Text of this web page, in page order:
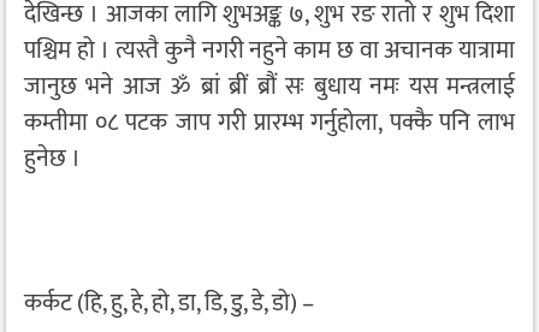
देखिन्छ । आजका लागि शुभअङ्क ७, शुभ रङ रातो र शुभ दिशा
पश्चिम हो । त्यस्तै कुनै नगरी नहुने काम छ वा अचानक यात्रामा
जानुछ भने आज ॐ ब्रां ब्रीं ब्रौं सः बुधाय नमः यस मन्त्रलाई
कम्तीमा ०८ पटक जाप गरी प्रारम्भ गर्नुहोला, पक्कै पनि लाभ
हुनेछ ।
कर्कट (हि, हु, हे, हो, डा, डि, डु, डे, डो) –